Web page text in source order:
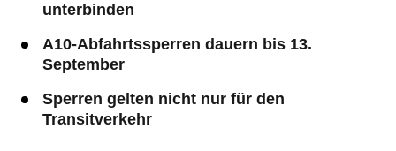
unterbinden
A10-Abfahrtssperren dauern bis 13.
September
Sperren gelten nicht nur für den
Transitverkehr